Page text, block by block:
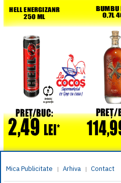
Mica Publicitate | Arhiva | Contact